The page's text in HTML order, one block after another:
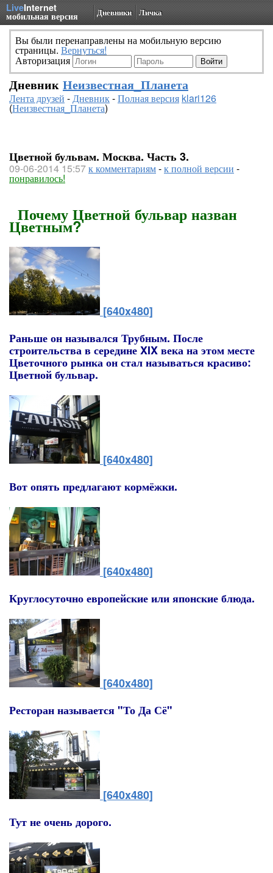
LiveInternet
мобильная версия Дневники Личка
Вы были перенаправлены на мобильную версию
страницы. Вернуться!
Авторизация
Дневник Неизвестная_Планета
Лента друзей -Дневник-Полная версия klari126
(Неизвестная_Планета)
Цветной бульвам. Москва. Часть 3.
09-06-2014 15:57к комментариям-к полной версии -
понравилось!
Почему Цветной бульвар назван
Цветным?
[640x480]
Раньше он назывался Трубным. После
строительства в середине XIX века на этом месте
Цветочного рынка он стал называться красиво:
Цветной бульвар.
[640x480]
Вот опять предлагают кормёжки.
[640x480]
Круглосуточно европейские или японские блюда.
[640x480]
Ресторан называется "То Да Сё"
[640x480]
Тут не очень дорого.